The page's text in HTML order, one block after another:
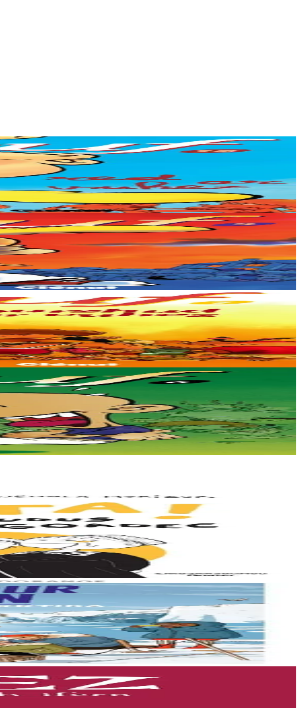
hag ar frapadoù...
da verenn-vihan gant...
a bako e matematik, hag-eñ sperloenigan ken......
hon eus kavet un diskoulm zoken :...
Eus Treffrin da...
Tara. Kinnig a ra Billy...